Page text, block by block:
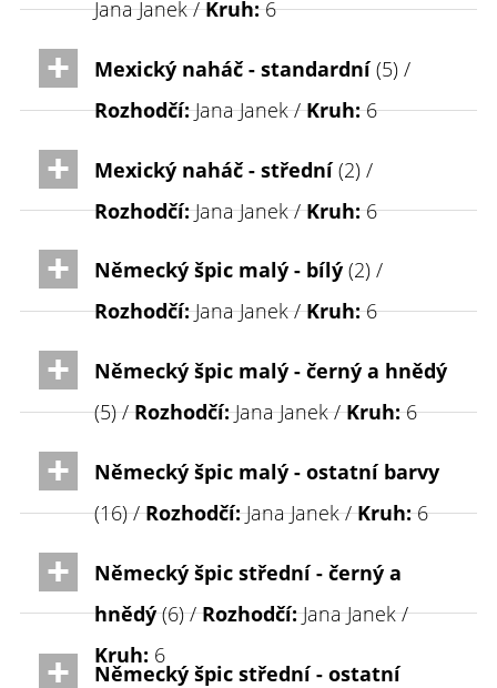
Jana Janek /Kruh:6
Mexický naháč - standardní(5) /
Rozhodčí:Jana Janek /Kruh:6
Mexický naháč - střední(2) /
Rozhodčí:Jana Janek /Kruh:6
Německý špic malý - bílý (2) /
Rozhodčí:Jana Janek /Kruh:6
Německý špic malý - černý a hnědý
(5) /Rozhodčí:Jana Janek /Kruh:6
Německý špic malý - ostatní barvy
(16) /Rozhodčí:Jana Janek /Kruh:6
Německý špic střední - černý a
hnědý(6) /Rozhodčí:Jana Janek /
Kruh: 6
Německý špic střední - ostatní